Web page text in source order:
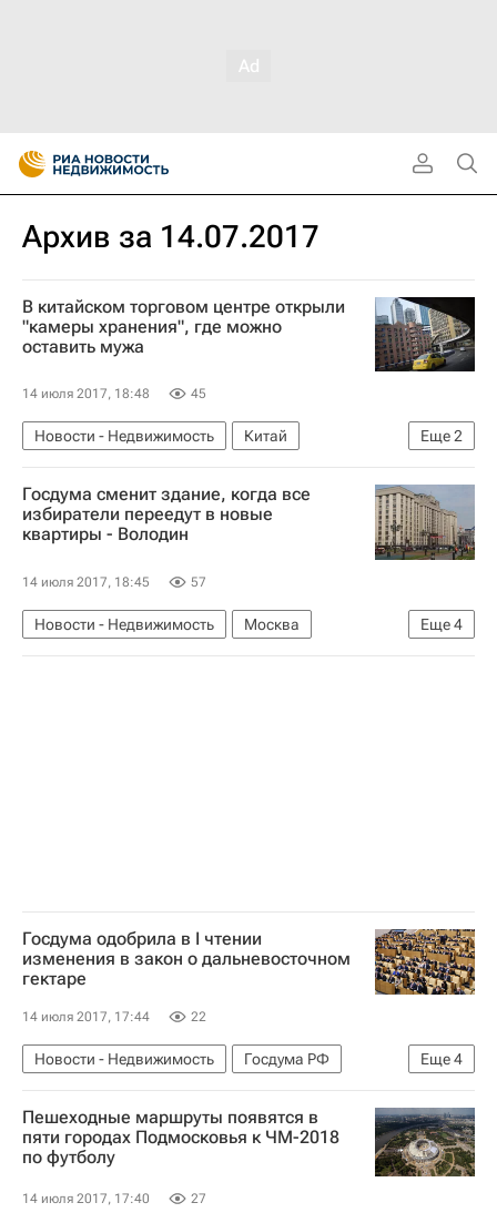
Архив за 14.07.2017
В китайском торговом центре открыли
"камеры хранения", где можно
оставить мужа
14 июля 2017, 18:48 45
Еще2
Новости - Недвижимость
Китай
Торговые центры
Коммерческая недвижимость
Госдума сменит здание, когда все
избиратели переедут в новые
квартиры - Володин
14 июля 2017, 18:45 57
Еще4
Новости - Недвижимость
Москва
Госдума РФ
Здание
Вячеслав Володин
Госдума одобрила в I чтении
изменения в закон о дальневосточном
гектаре
14 июля 2017, 17:44 22
Еще4
Новости - Недвижимость
Госдума РФ
Законодательство
Земельные участки
Выдача "дальневосточного гектара"
Россия
Пешеходные маршруты появятся в
пяти городах Подмосковья к ЧМ-2018
по футболу
14 июля 2017, 17:40 27